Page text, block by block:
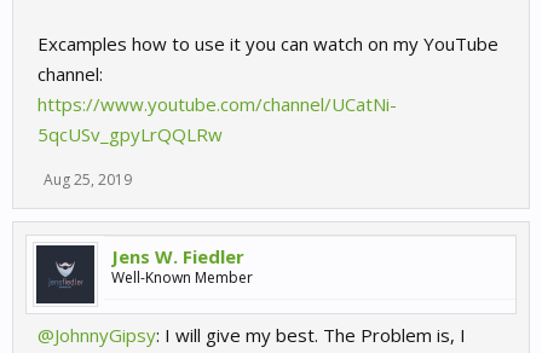
Excamples how to use it you can watch on my YouTube
channel:
https://www.youtube.com/channel/UCatNi-
5qcUSv_gpyLrQQLRw
Aug 25, 2019
Jens W. Fiedler
Well-Known Member
@JohnnyGipsy: I will give my best. The Problem is, I